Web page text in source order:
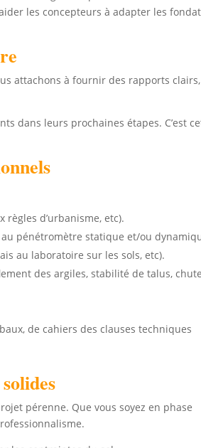
les concepteurs à adapter les
attachons à fournir des rapports clairs,
dans leurs prochaines étapes. C’est
d’urbanisme, etc).
au pénétromètre statique et/ou
au laboratoire sur les sols, etc).
des argiles, stabilité de talus,
de cahiers des clauses techniques
pérenne. Que vous soyez en phase